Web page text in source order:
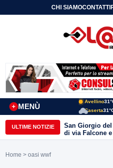
CHI SIAMOCONTATTI
MENÙ
+
Avellino
Caserta
ULTIME NOTIZIE
San Giorgio
di via Falcone
Lombardi
Home > oasi wwf